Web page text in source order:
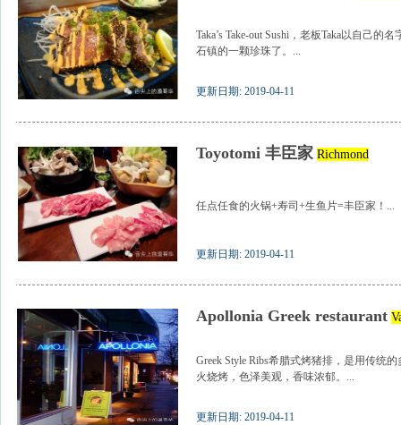
Taka’s Take-out Sushi，老板Taka以自己
石镇的一颗珍珠了。...
更新日期: 2019-04-11
Toyotomi 丰臣家 Richmond
任点任食的火锅+寿司+生鱼片=丰臣家！...
更新日期: 2019-04-11
Apollonia Greek restaurant
Greek Style Ribs希腊式烤猪排，是用传统
火烧烤，色泽美观，香味浓郁。...
更新日期: 2019-04-11